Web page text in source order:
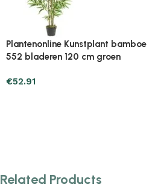
Plantenonline Kunstplant
bananenboom 22 bladeren 200 cm
Related Products